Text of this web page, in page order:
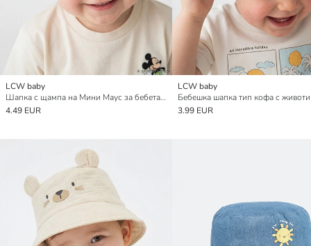
LCW baby
Шапка с щампа на Мини Маус за бебета момчета
4.49 EUR
LCW baby
3.99 EUR